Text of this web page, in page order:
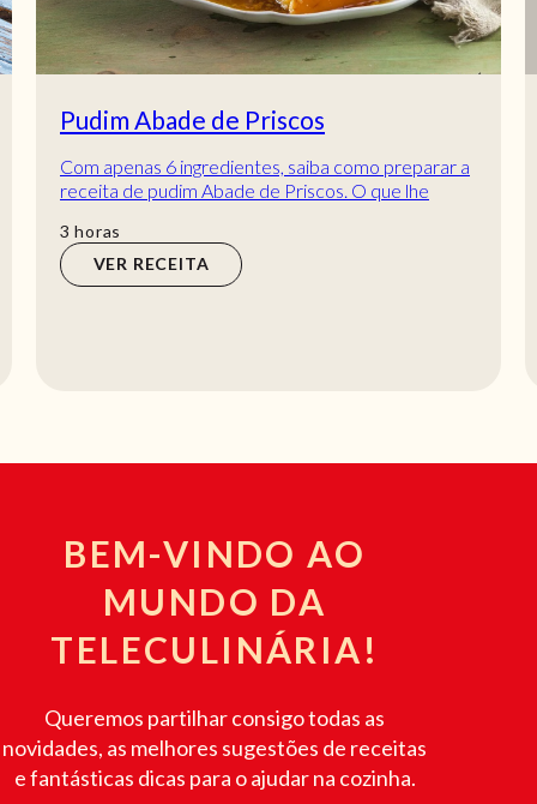
Pudim Abade de Priscos
Com apenas 6 ingredientes, saiba como preparar a
receita de pudim Abade de Priscos. O que lhe
3 horas
horas
VER RECEITA
BEM-VINDO AO
MUNDO DA
TELECULINÁRIA!
Queremos partilhar consigo todas as
novidades, as melhores sugestões de receitas
e fantásticas dicas para o ajudar na cozinha.